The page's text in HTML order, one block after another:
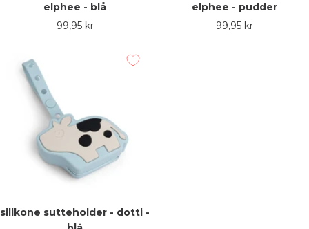
elphee - blå
Udsalgspris
99,95 kr
elphee - pudder
Udsalgspris
99,95 kr
silikone sutteholder - dotti -